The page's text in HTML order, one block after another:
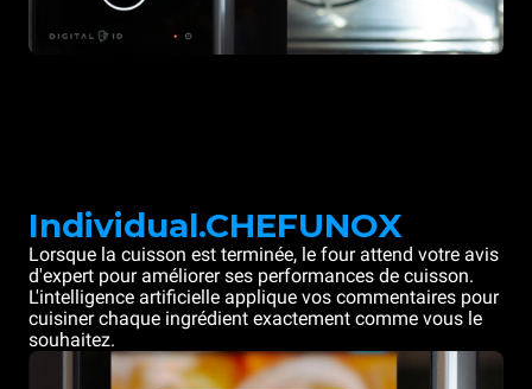
Individual.CHEFUNOX
Lorsque la cuisson est terminée, le four attend votre avis
d'expert pour améliorer ses performances de cuisson.
L'intelligence artificielle applique vos commentaires pour
cuisiner chaque ingrédient exactement comme vous le
souhaitez.